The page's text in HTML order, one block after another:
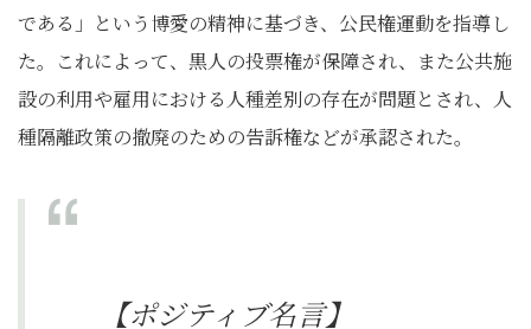
である」という博愛の精神に基づき、公民権運動を指導し
た。これによって、黒人の投票権が保障され、また公共施
設の利用や雇用における人種差別の存在が問題とされ、人
種隔離政策の撤廃のための告訴権などが承認された。
【ポジティブ名言】